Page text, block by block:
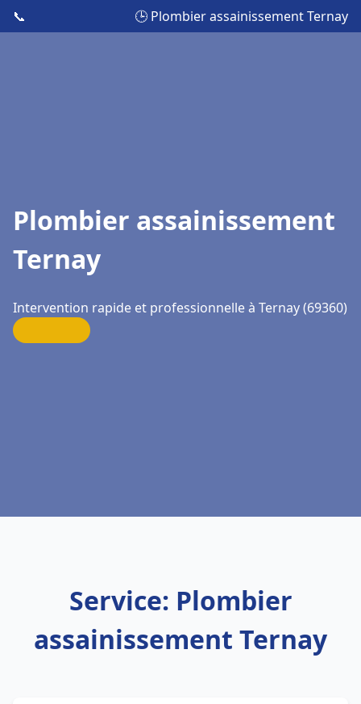
📞 🕒 Plombier assainissement Ternay
Plombier assainissement
Ternay
Intervention rapide et professionnelle à Ternay (69360)
Service: Plombier
assainissement Ternay